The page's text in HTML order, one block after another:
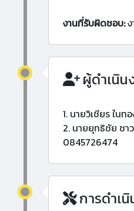
งานที่รับผิดชอบ:ง
ผู้ดำเนิน
1. นายวิเชียร ในท
2. นายยุทธิชัย ชา
0845726474
การดำเนิ